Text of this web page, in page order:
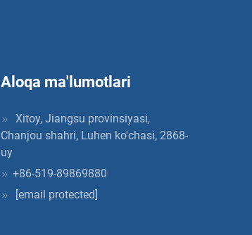
Aloqa ma'lumotlari
Xitoy, Jiangsu provinsiyasi,
Chanjou shahri, Luhen ko'chasi, 2868-
uy
+86-519-89869880
[email protected]